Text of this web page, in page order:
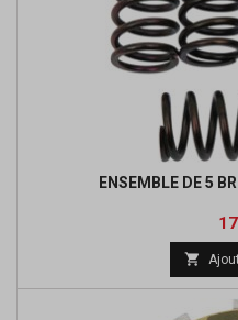
ENSEMBLE DE 5
